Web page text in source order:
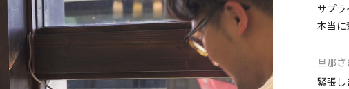
サプ
本当に
旦那さ
緊張し